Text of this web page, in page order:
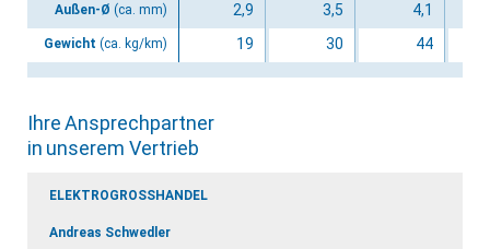
Außen-Ø (ca. mm)
Gewicht (ca. kg/km)
2,9
19
3,5
30
4,1
44
Ihre Ansprechpartner
in unserem Vertrieb
ELEKTROGROSSHANDEL
Andreas Schwedler